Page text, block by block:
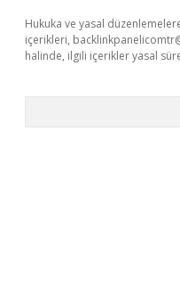
Hukuka ve yasal
içerikleri,
halinde, ilgili içerikler yasal